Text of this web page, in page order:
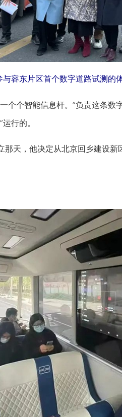
与容东片区首个数字道路试测的
个智能信息杆。”负责这条数
行的。
天，他决定从北京回乡建设新